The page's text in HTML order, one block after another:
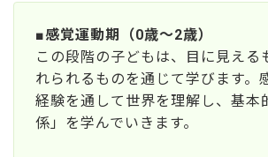
■感覚運動期（0歳～2歳）
この段階の子どもは、目に見える
れられるものを通じて学びます。
経験を通して世界を理解し、基本
係」を学んでいきます。